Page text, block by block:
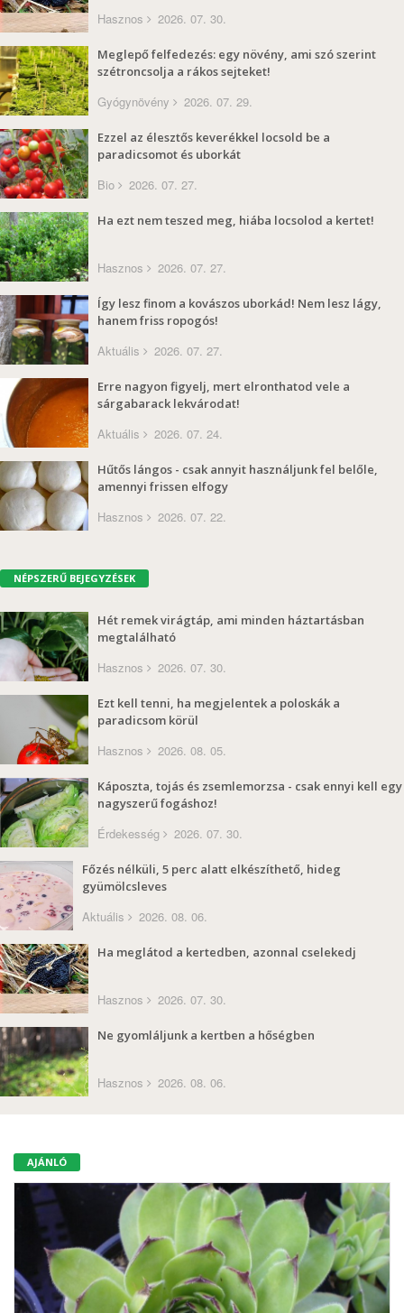
Hasznos 2026. 07. 30.
Meglepő felfedezés: egy növény, ami szó szerint
szétroncsolja a rákos sejteket!
Gyógynövény 2026. 07. 29.
Ezzel az élesztős keverékkel locsold be a
paradicsomot és uborkát
Bio 2026. 07. 27.
Ha ezt nem teszed meg, hiába locsolod a kertet!
Hasznos 2026. 07. 27.
Így lesz finom a kovászos uborkád! Nem lesz lágy,
hanem friss ropogós!
Aktuális 2026. 07. 27.
Erre nagyon figyelj, mert elronthatod vele a
sárgabarack lekvárodat!
Aktuális 2026. 07. 24.
Hűtős lángos - csak annyit használjunk fel belőle,
amennyi frissen elfogy
Hasznos 2026. 07. 22.
NÉPSZERŰ BEJEGYZÉSEK
Hét remek virágtáp, ami minden háztartásban
megtalálható
Hasznos 2026. 07. 30.
Ezt kell tenni, ha megjelentek a poloskák a
paradicsom körül
Hasznos 2026. 08. 05.
Káposzta, tojás és zsemlemorzsa - csak ennyi kell egy
nagyszerű fogáshoz!
Érdekesség 2026. 07. 30.
Főzés nélküli, 5 perc alatt elkészíthető, hideg
gyümölcsleves
Aktuális 2026. 08. 06.
Ha meglátod a kertedben, azonnal cselekedj
Hasznos 2026. 07. 30.
Ne gyomláljunk a kertben a hőségben
Hasznos 2026. 08. 06.
AJÁNLÓ